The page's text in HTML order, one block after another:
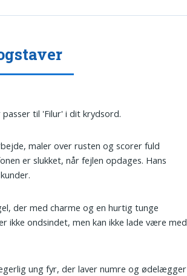
til 'Filur' i dit krydsord.
maler over rusten og scorer fuld
er slukket, når fejlen opdages. Hans
der med charme og en hurtig tunge
ikke ondsindet, men kan ikke lade være med
ung fyr, der laver numre og ødelægger